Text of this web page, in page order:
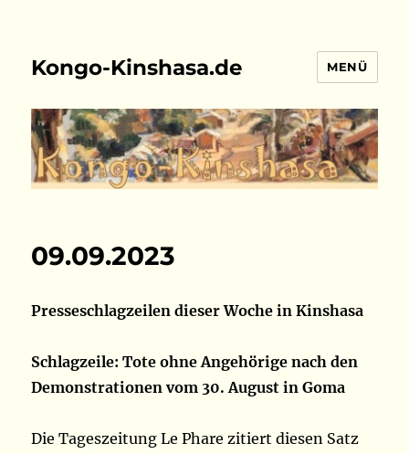
Kongo-Kinshasa.de MENÜ
09.09.2023
Presseschlagzeilen dieser Woche in Kinshasa
Schlagzeile: Tote ohne Angehörige nach den
Demonstrationen vom 30. August in Goma
Die Tageszeitung Le Phare zitiert diesen Satz